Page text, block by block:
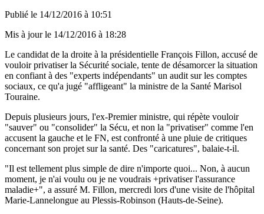
Publié le 14/12/2016 à 10:51
Mis à jour le 14/12/2016 à 18:28
Le candidat de la droite à la présidentielle François Fillon, accusé de
vouloir privatiser la Sécurité sociale, tente de désamorcer la situation
en confiant à des "experts indépendants" un audit sur les comptes
sociaux, ce qu'a jugé "affligeant" la ministre de la Santé Marisol
Touraine.
Depuis plusieurs jours, l'ex-Premier ministre, qui répète vouloir
"sauver" ou "consolider" la Sécu, et non la "privatiser" comme l'en
accusent la gauche et le FN, est confronté à une pluie de critiques
concernant son projet sur la santé. Des "caricatures", balaie-t-il.
"Il est tellement plus simple de dire n'importe quoi... Non, à aucun
moment, je n'ai voulu ou je ne voudrais +privatiser l'assurance
maladie+", a assuré M. Fillon, mercredi lors d'une visite de l'hôpital
Marie-Lannelongue au Plessis-Robinson (Hauts-de-Seine).